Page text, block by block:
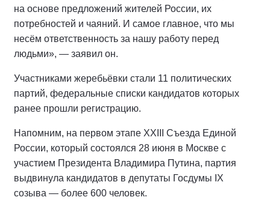
на основе предложений жителей России, их
потребностей и чаяний. И самое главное, что мы
несём ответственность за нашу работу перед
людьми», — заявил он.
Участниками жеребьёвки стали 11 политических
партий, федеральные списки кандидатов которых
ранее прошли регистрацию.
Напомним, на первом этапе XXIII Съезда Единой
России, который состоялся 28 июня в Москве с
участием Президента Владимира Путина, партия
выдвинула кандидатов в депутаты Госдумы IX
созыва — более 600 человек.